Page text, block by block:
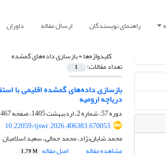
راهنمای نویسندگان ارسال مقاله داوران
کلیدواژه‌ها =بازسازی داده‌های گمشده
تعداد مقالات: 1
دریاچه ارومیه
دوره 57، شماره 2، اردیبهشت 1405، صفحه
467-489
10.22059/ijswr.2026.406383.670053
محمد شایان‌نژاد، محمد جمالی، سعید اسلامیان
مشاهده مقاله
اصل مقاله 1.79 M